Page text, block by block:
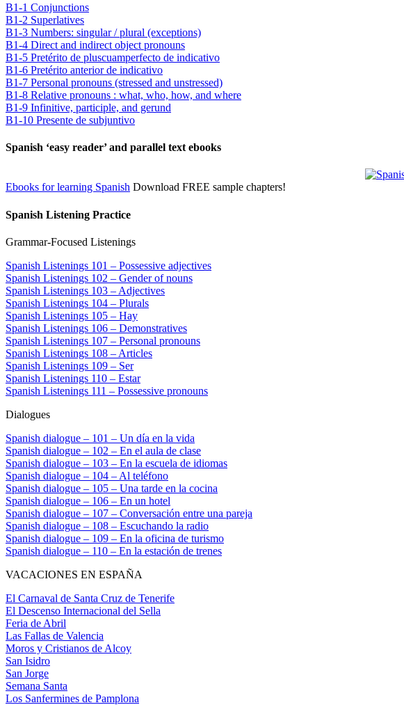
B1-1 Conjunctions
B1-2 Superlatives
B1-3 Numbers: singular / plural (exceptions)
B1-4 Direct and indirect object pronouns
B1-5 Pretérito de pluscuamperfecto de indicativo
B1-6 Pretérito anterior de indicativo
B1-7 Personal pronouns (stressed and unstressed)
B1-8 Relative pronouns : what, who, how, and where
B1-9 Infinitive, participle, and gerund
B1-10 Presente de subjuntivo
Spanish ‘easy reader’ and parallel text ebooks
Ebooks for learning Spanish Download FREE sample chapters!
Spanish Listening Practice
Grammar-Focused Listenings
Spanish Listenings 101 – Possessive adjectives
Spanish Listenings 102 – Gender of nouns
Spanish Listenings 103 – Adjectives
Spanish Listenings 104 – Plurals
Spanish Listenings 105 – Hay
Spanish Listenings 106 – Demonstratives
Spanish Listenings 107 – Personal pronouns
Spanish Listenings 108 – Articles
Spanish Listenings 109 – Ser
Spanish Listenings 110 – Estar
Spanish Listenings 111 – Possessive pronouns
Dialogues
Spanish dialogue – 101 – Un día en la vida
Spanish dialogue – 102 – En el aula de clase
Spanish dialogue – 103 – En la escuela de idiomas
Spanish dialogue – 104 – Al teléfono
Spanish dialogue – 105 – Una tarde en la cocina
Spanish dialogue – 106 – En un hotel
Spanish dialogue – 107 – Conversación entre una pareja
Spanish dialogue – 108 – Escuchando la radio
Spanish dialogue – 109 – En la oficina de turismo
Spanish dialogue – 110 – En la estación de trenes
VACACIONES EN ESPAÑA
El Carnaval de Santa Cruz de Tenerife
El Descenso Internacional del Sella
Feria de Abril
Las Fallas de Valencia
Moros y Cristianos de Alcoy
San Isidro
San Jorge
Semana Santa
Los Sanfermines de Pamplona